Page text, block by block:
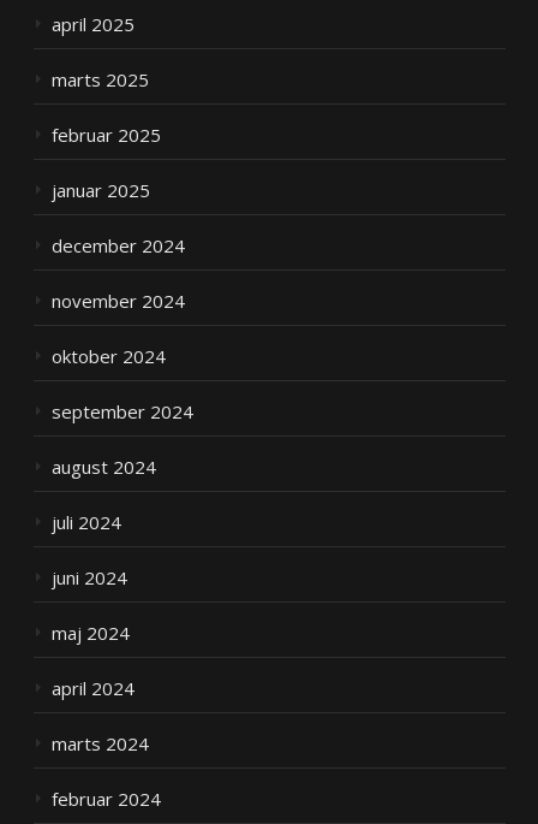
april 2025
marts 2025
februar 2025
januar 2025
december 2024
november 2024
oktober 2024
september 2024
august 2024
juli 2024
juni 2024
maj 2024
april 2024
marts 2024
februar 2024